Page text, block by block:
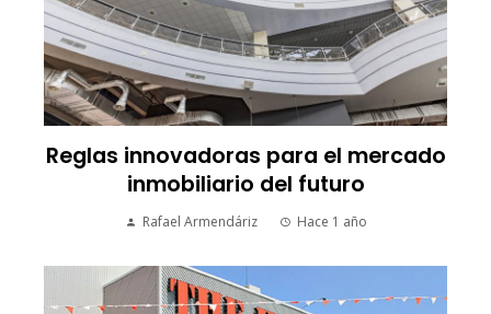
Reglas innovadoras para el mercado
inmobiliario del futuro
Rafael Armendáriz Hace 1 año